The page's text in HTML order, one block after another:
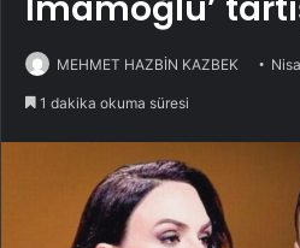
İmamoğlu’
MEHMET HAZBİN KAZBEK
1 dakika okuma süresi